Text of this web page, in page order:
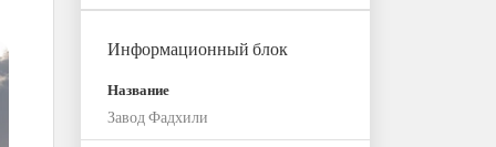
Информационный блок
Название
Завод Фадхили